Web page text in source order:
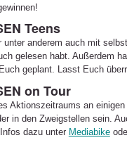
Teens
unter anderem auch mit
gelesen habt. Außerdem
geplant. Lasst Euch
on Tour
Aktionszeitraums an
in den Zweigstellen sein.
dazu unter Mediabike